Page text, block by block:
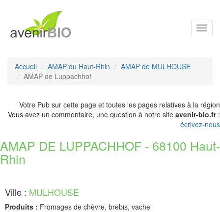
Accueil AMAP du Haut-Rhin
AMAP de MULHOUSE
AMAP de Luppachhof
Votre Pub sur cette page et toutes les pages relatives à la région
Vous avez un commentaire, une question à notre site avenir-bio.fr:
écrivez-nous
AMAP DE LUPPACHHOF - 68100 Haut-
Rhin
Ville : MULHOUSE
Produits : Fromages de chèvre, brebis, vache